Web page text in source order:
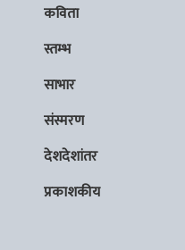
कविता
स्तम्भ
साभार
संस्मरण
देशदेशांतर
प्रकाशकीय